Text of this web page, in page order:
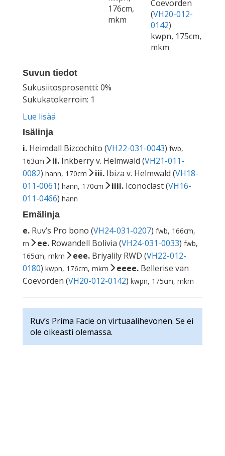
176cm,
mkm
Coevorden
(VH20-012-
0142)
kwpn, 175cm,
mkm
Suvun tiedot
Sukusiitosprosentti: 0%
Sukukatokerroin: 1
Lue lisää
Isälinja
i. Heimdall Bizcochito (VH22-031-0043) fwb,
163cm
ii. Inkberry v. Helmwald (VH21-011-
0082) hann, 170cm iii. Ibiza v. Helmwald (VH18-
011-0061) hann, 170cm iiii. Iconoclast (VH16-
011-0466) hann
Emälinja
e. Ruv’s Pro bono (VH24-031-0207) fwb, 166cm,
rn
ee. Rowandell Bolivia (VH24-031-0033) fwb,
165cm, rnkm
eee. Briyalily RWD (VH22-012-
0180) kwpn, 176cm, mkm eeee. Bellerise van
Coevorden (VH20-012-0142) kwpn, 175cm, mkm
Ruv’s Prima Facie on virtuaalihevonen. Se ei
ole oikeasti olemassa.